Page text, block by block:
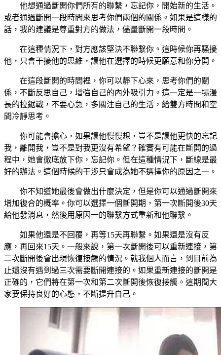
他想通過斷開你們所有的聯繫，忘記你，開始新的生活。
或者通過斷開一段時間來思考你們兩個的關係。如果是這樣的
話，我的建議是尊重對方的做法，儘量斷開一段時間。
在這種情況下，對方應該堅決不聯繫你。這時候你再騷擾
他，只會干擾他的思維，讓他在選擇的時候更願意和你分開。
在這段斷開的時間裡，你可以靜下心來，思考你們的關
係，不斷反思自己，增強自己的內外吸引力。這一定是一場漫
長的拉鋸戰，不要心急，多關注自己的生活，給雙方時間和空
間冷靜思考。
你可能會擔心，如果讓他慢慢想，豈不是讓他更快的忘記
我，離開我，豈不是對我更沒有希望？確實有可能在斷開的過
程中，她會徹底放下你，忘記你。但在這種情況下，斷線是最
好的辦法。這個時候的干涉只會成為她不選擇你的原因之一。
你不知道她最後會做出什麼決定，但是你可以通過斷開來
增加復合的概率。你可以選擇一個斷開期，第一次斷開後30天
給他發消息，然後用原因一的聯繫方式重新和他聯繫。
如果他還是不回覆，再等15天再聯繫。如果還是沒有反
應，再回來15天。一般來說，第一次斷開後可以重新連接，第
二次斷開後會出現恢復接觸的情況。就我個人而言，到目前為
止還沒有遇到過三次需要斷開連接的。如果重新連接的斷開是
正確的，它們將在第一次和第二次斷開後恢復接觸。這期間大
家要保持良好的心態，不斷提升自己。